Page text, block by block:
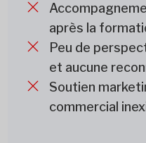
après la
Peu de
et aucune
Soutien
commercial